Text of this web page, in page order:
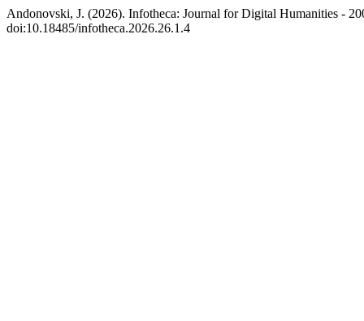
Andonovski, J. (2026). Infotheca: Journal for Digital Humanities -
doi:10.18485/infotheca.2026.26.1.4